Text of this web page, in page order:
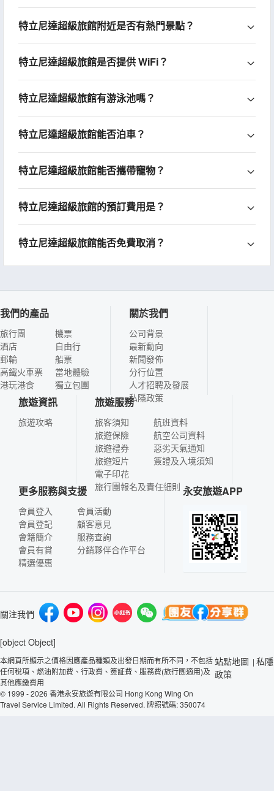
特立尼達超級旅館附近是否有熱門景點？
特立尼達超級旅館是否提供 WiFi？
特立尼達超級旅館有游泳池嗎？
特立尼達超級旅館能否泊車？
特立尼達超級旅館能否攜帶寵物？
特立尼達超級旅館的預訂費用是？
特立尼達超級旅館能否免費取消？
我們的產品
旅行團
酒店
郵輪
高鐵火車票
港玩港食
機票
自由行
船票
當地體驗
獨立包團
關於我們
公司背景
最新動向
新聞發佈
分行位置
人才招聘及發展
私隱政策
旅遊資訊
旅遊攻略
旅遊服務
旅客須知
旅遊保險
旅遊禮券
旅遊短片
電子印花
航班資料
航空公司資料
惡劣天氣通知
簽證及入境須知
旅行團報名及責任細則
更多服務與支援
會員登入
會員登記
會籍簡介
會員有賞
精選優惠
會員活動
顧客意見
服務查詢
分銷夥伴合作平台
永安旅遊APP
關注我們
[object Object]
本網頁所顯示之價格因應產品種類及出發日期而有所不同，不包括
任何稅項、燃油附加費、行政費、簽証費、服務費(旅行團適用)及
其他應繳費用
© 1999 - 2026 香港永安旅遊有限公司 Hong Kong Wing On
Travel Service Limited. All Rights Reserved. 牌照號碼: 350074
站點地圖 | 私隱
政策